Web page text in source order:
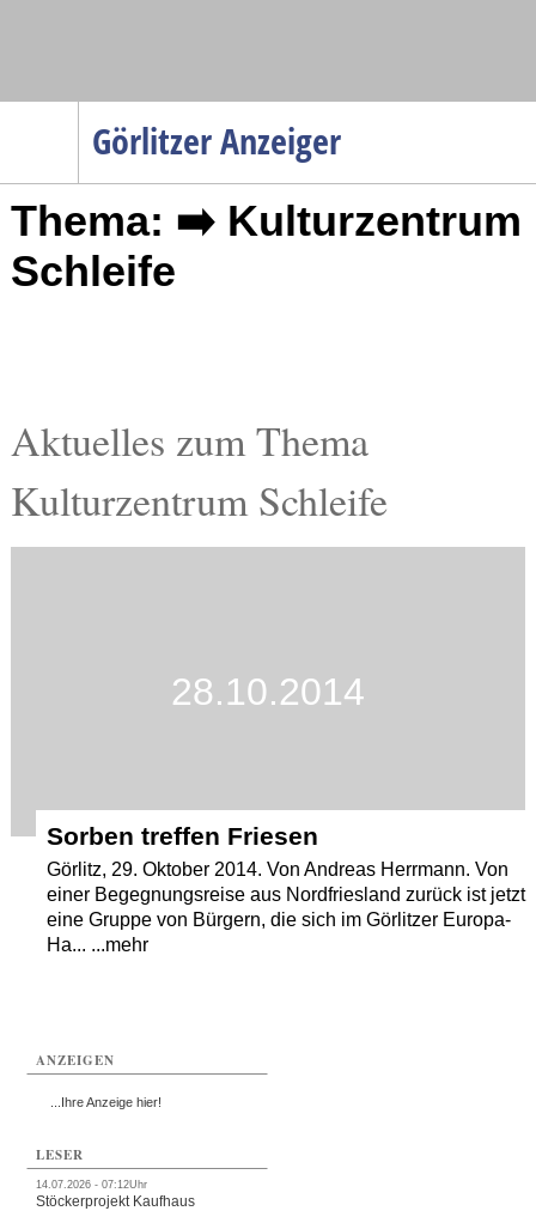
Görlitzer Anzeiger
Menüpunkte
Startseite
Gesellschaft
Gesundheit
Kultur
Thema: ➡️ Kulturzentrum
Schleife
Aktuelles zum Thema
Kulturzentrum Schleife
28.10.2014
Sorben treffen Friesen
Görlitz, 29. Oktober 2014. Von Andreas Herrmann. Von
einer Begegnungsreise aus Nordfriesland zurück ist jetzt
eine Gruppe von Bürgern, die sich im Görlitzer Europa-
Ha... ...mehr
ANZEIGEN
...Ihre Anzeige hier!
LESER
14.07.2026 - 07:12Uhr
Stöckerprojekt Kaufhaus